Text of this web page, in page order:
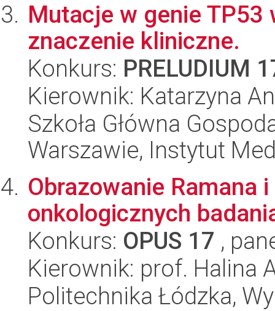
Mutacje w genie TP53
znaczenie kliniczne.
Konkurs: PRELUDIUM
Kierownik: Katarzyna
Szkoła Główna
Warszawie, Instytut
Obrazowanie Ramana
onkologicznych
Konkurs: OPUS 17 ,
Kierownik: prof. Halina
Politechnika Łódzka,